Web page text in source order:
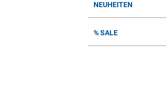
NEUHEITEN
% SALE